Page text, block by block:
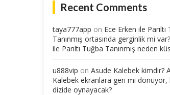
Recent Comments
taya777app on Ece Erken ile Parıltı
Tanınmış ortasında gerginlik mi
ile Parıltı Tuğba Tanınmış neden
u888vip on Asude Kalebek kimdir?
Kalebek ekranlara geri mi dönüyor,
dizide oynayacak?